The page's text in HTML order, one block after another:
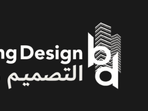
واحة
مستدامة
تقاوم
حرارة
الصيف؟